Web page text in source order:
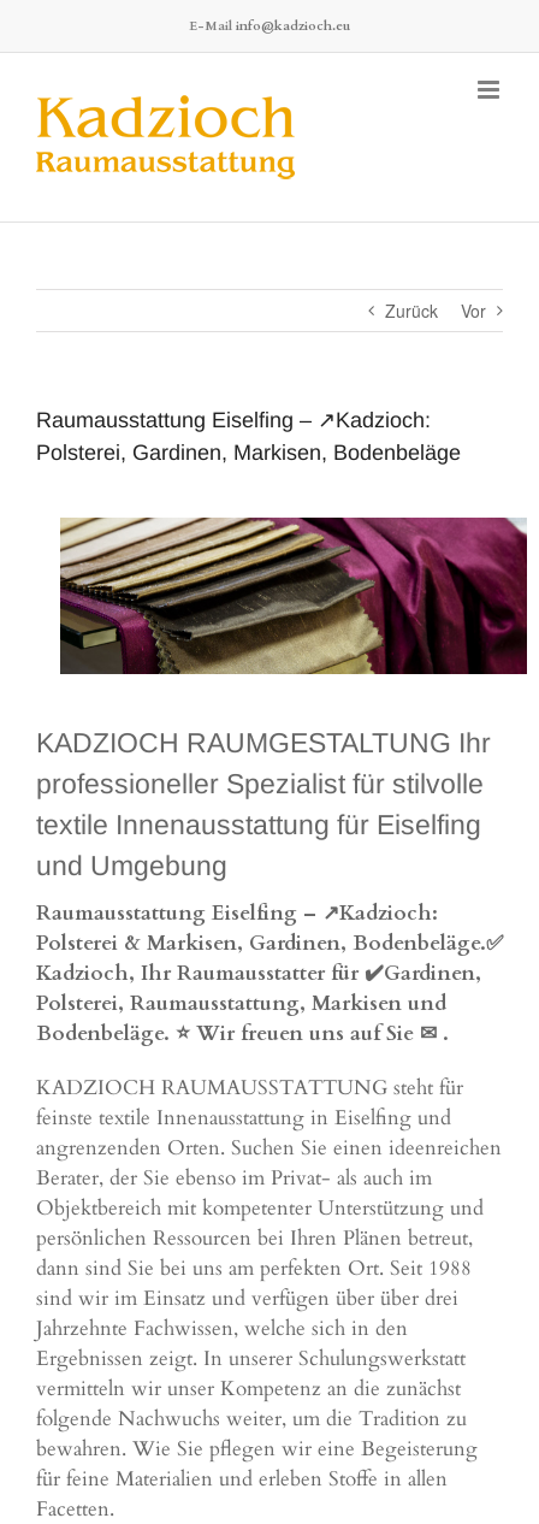
springen
E-Mail info@kadzioch.eu
Zurück Vor
Raumausstattung Eiselfing – ↗️Kadzioch:
Polsterei, Gardinen, Markisen, Bodenbeläge
KADZIOCH RAUMGESTALTUNG Ihr
professioneller Spezialist für stilvolle
textile Innenausstattung für Eiselfing
und Umgebung
Raumausstattung Eiselfing – ↗️Kadzioch:
Polsterei & Markisen, Gardinen, Bodenbeläge.✅
Kadzioch, Ihr Raumausstatter für ✔️Gardinen,
Polsterei, Raumausstattung, Markisen und
Bodenbeläge. ⭐ Wir freuen uns auf Sie ✉ .
KADZIOCH RAUMAUSSTATTUNG steht für
feinste textile Innenausstattung in Eiselfing und
angrenzenden Orten. Suchen Sie einen ideenreichen
Berater, der Sie ebenso im Privat- als auch im
Objektbereich mit kompetenter Unterstützung und
persönlichen Ressourcen bei Ihren Plänen betreut,
dann sind Sie bei uns am perfekten Ort. Seit 1988
sind wir im Einsatz und verfügen über über drei
Jahrzehnte Fachwissen, welche sich in den
Ergebnissen zeigt. In unserer Schulungswerkstatt
vermitteln wir unser Kompetenz an die zunächst
folgende Nachwuchs weiter, um die Tradition zu
bewahren. Wie Sie pflegen wir eine Begeisterung
für feine Materialien und erleben Stoffe in allen
Facetten.